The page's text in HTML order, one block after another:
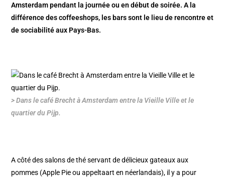
Amsterdam pendant la journée ou en début de soirée. A la
différence des coffeeshops, les bars sont le lieu de rencontre et
de sociabilité aux Pays-Bas.
> Dans le café Brecht à Amsterdam entre la Vieille Ville et le
quartier du Pijp.
A côté des salons de thé servant de délicieux gateaux aux
pommes (Apple Pie ou appeltaart en néerlandais), il y a pour